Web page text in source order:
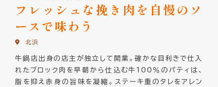
フレッシュな挽き肉を 自慢のソ
ースで味わう
北浜
牛鍋店出身の店主が独立して開業。確かな目利きで仕入
れたブロック肉を早朝から仕込む牛100％のパティは、
脂を抑え赤身の旨味を凝縮。ステーキ重のタレをアレン